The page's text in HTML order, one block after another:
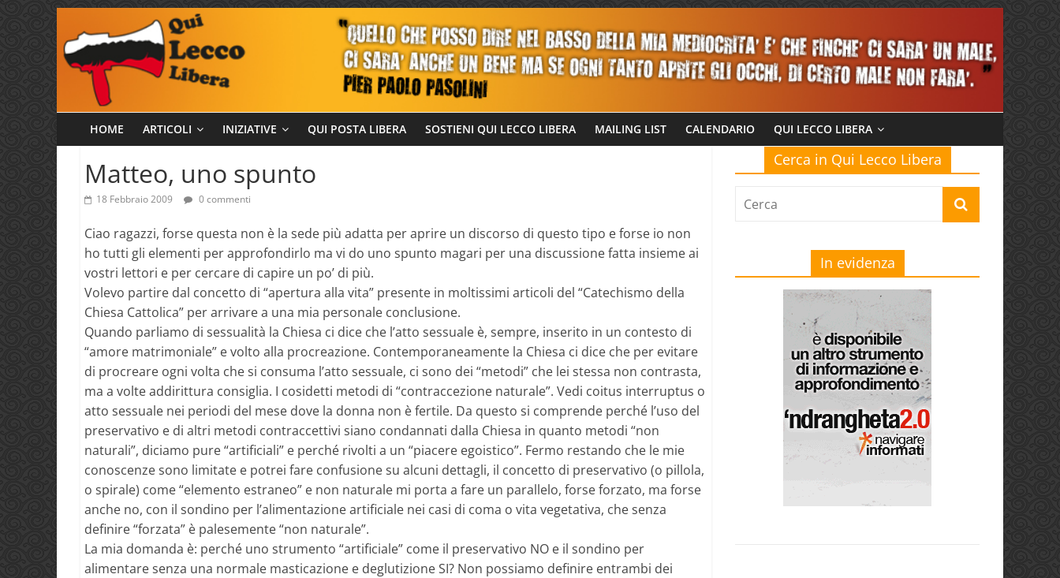
contenuto
Qui
Lecco
Libera
HOME ARTICOLI INIZIATIVE QUI POSTA LIBERA SOSTIENI QUI LECCO LIBERA MAILING LIST CALENDARIO QUI LECCO LIBERA
Matteo, uno spunto
18 Febbraio 2009 0 commenti
Ciao ragazzi, forse questa non è la sede più adatta per aprire un discorso di questo tipo e forse io non
ho tutti gli elementi per approfondirlo ma vi do uno spunto magari per una discussione fatta insieme ai
vostri lettori e per cercare di capire un po’ di più.
Volevo partire dal concetto di “apertura alla vita” presente in moltissimi articoli del “Catechismo della
Chiesa Cattolica” per arrivare a una mia personale conclusione.
Quando parliamo di sessualità la Chiesa ci dice che l’atto sessuale è, sempre, inserito in un contesto di
“amore matrimoniale” e volto alla procreazione. Contemporaneamente la Chiesa ci dice che per evitare
di procreare ogni volta che si consuma l’atto sessuale, ci sono dei “metodi” che lei stessa non contrasta,
ma a volte addirittura consiglia. I cosidetti metodi di “contraccezione naturale”. Vedi coitus interruptus o
atto sessuale nei periodi del mese dove la donna non è fertile. Da questo si comprende perché l’uso del
preservativo e di altri metodi contraccettivi siano condannati dalla Chiesa in quanto metodi “non
naturali”, diciamo pure “artificiali” e perché rivolti a un “piacere egoistico”. Fermo restando che le mie
conoscenze sono limitate e potrei fare confusione su alcuni dettagli, il concetto di preservativo (o pillola,
o spirale) come “elemento estraneo” e non naturale mi porta a fare un parallelo, forse forzato, ma forse
anche no, con il sondino per l’alimentazione artificiale nei casi di coma o vita vegetativa, che senza
definire “forzata” è palesemente “non naturale”.
La mia domanda è: perché uno strumento “artificiale” come il preservativo NO e il sondino per
alimentare senza una normale masticazione e deglutizione SI? Non possiamo definire entrambi dei
Cerca in Qui Lecco Libera
In evidenza